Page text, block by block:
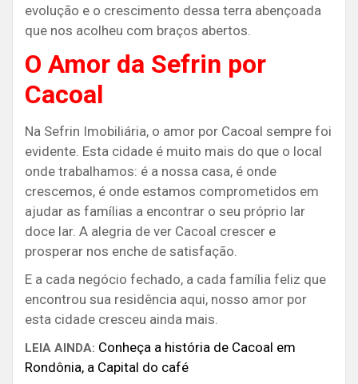
evolução e o crescimento dessa terra abençoada
que nos acolheu com braços abertos.
O Amor da Sefrin por
Cacoal
Na Sefrin Imobiliária, o amor por Cacoal sempre foi
evidente. Esta cidade é muito mais do que o local
onde trabalhamos: é a nossa casa, é onde
crescemos, é onde estamos comprometidos em
ajudar as famílias a encontrar o seu próprio lar
doce lar. A alegria de ver Cacoal crescer e
prosperar nos enche de satisfação.
E a cada negócio fechado, a cada família feliz que
encontrou sua residência aqui, nosso amor por
esta cidade cresceu ainda mais.
LEIA AINDA: Conheça a história de Cacoal em
Rondônia, a Capital do café